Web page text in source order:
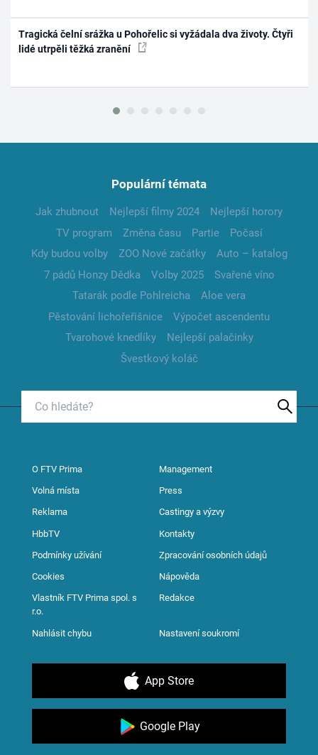
Tragická čelní srážka u Pohořelic si vyžádala dva životy. Čtyři
lidé utrpěli těžká zranění
Populární témata
Jak zhubnout Nejlepší filmy 2024
Nejlepší horory
TV program
Změna času Partie
Počasí
Kdy budou volby
ZOO Nové začátky
Auto – katalog
7 pádů Honzy Dědka
Volby 2025
Svařené víno
Tatarák podle Pohlreicha
Aloe vera
Pěstování lichořeřišnice
Výpočet ascendentu
Tvarohové knedlíky
Nejlepší palačinky
Švestkový koláč
O FTV Prima Management
Volná místa Press
Reklama Castingy a výzvy
HbbTV Kontakty
Podmínky užívání Zpracování osobních údajů
Cookies Nápověda
Vlastník FTV Prima spol. s
r.o.
Redakce
Nahlásit chybu Nastavení soukromí
App Store
Google Play